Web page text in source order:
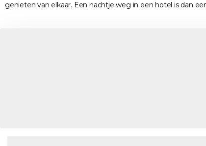
genieten van elkaar. Een nachtje weg in een hotel is dan